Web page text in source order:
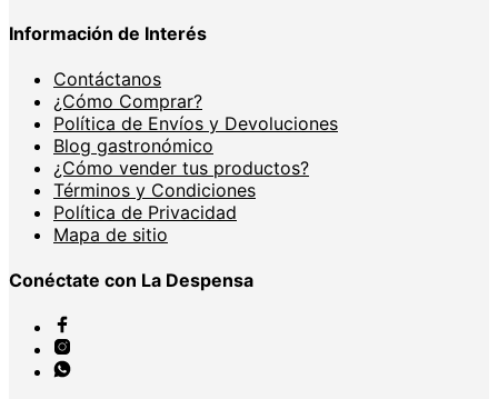
Información de Interés
Contáctanos
¿Cómo Comprar?
Política de Envíos y Devoluciones
Blog gastronómico
¿Cómo vender tus productos?
Términos y Condiciones
Política de Privacidad
Mapa de sitio
Conéctate con La Despensa